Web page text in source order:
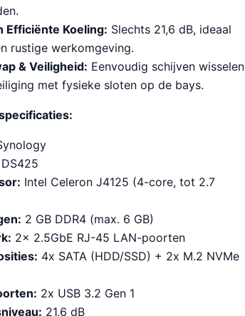
Efficiënte Koeling: Slechts 21,6 dB, ideaal
rustige werkomgeving.
& Veiligheid: Eenvoudig schijven wisselen
met fysieke sloten op de bays.
DS425
Intel Celeron J4125 (4-core, tot 2.7
2 GB DDR4 (max. 6 GB)
2x 2.5GbE RJ-45 LAN-poorten
4x SATA (HDD/SSD) + 2x M.2 NVMe
2x USB 3.2 Gen 1
21,6 dB